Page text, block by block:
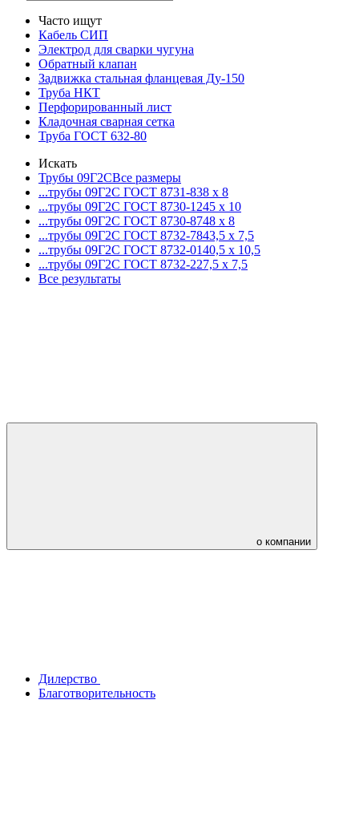
Часто ищут
Кабель СИП
Электрод для сварки чугуна
Обратный клапан
Задвижка стальная фланцевая Ду-150
Труба НКТ
Перфорированный лист
Кладочная сварная сетка
Труба ГОСТ 632-80
Искать
Трубы 09Г2СВсе размеры
...трубы 09Г2С ГОСТ 8731-838 x 8
...трубы 09Г2С ГОСТ 8730-1245 x 10
...трубы 09Г2С ГОСТ 8730-8748 x 8
...трубы 09Г2С ГОСТ 8732-7843,5 x 7,5
...трубы 09Г2С ГОСТ 8732-0140,5 x 10,5
...трубы 09Г2С ГОСТ 8732-227,5 x 7,5
Все результаты
о компании
Дилерство
Благотворительность